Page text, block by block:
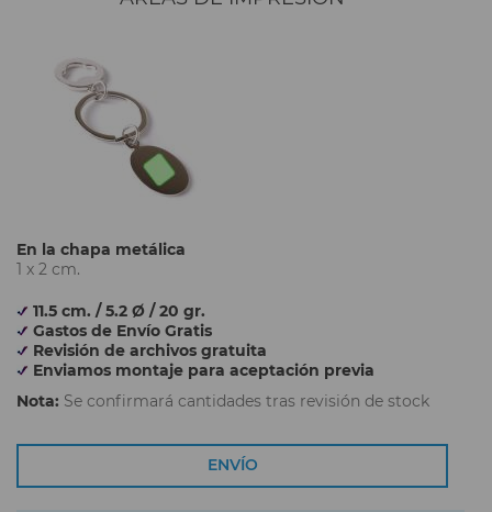
En la chapa metálica
1 x 2 cm.
11.5 cm. / 5.2 Ø / 20 gr.
Gastos de Envío Gratis
Revisión de archivos gratuita
Enviamos montaje para aceptación previa
Nota: Se confirmará cantidades tras revisión de stock
ENVÍO